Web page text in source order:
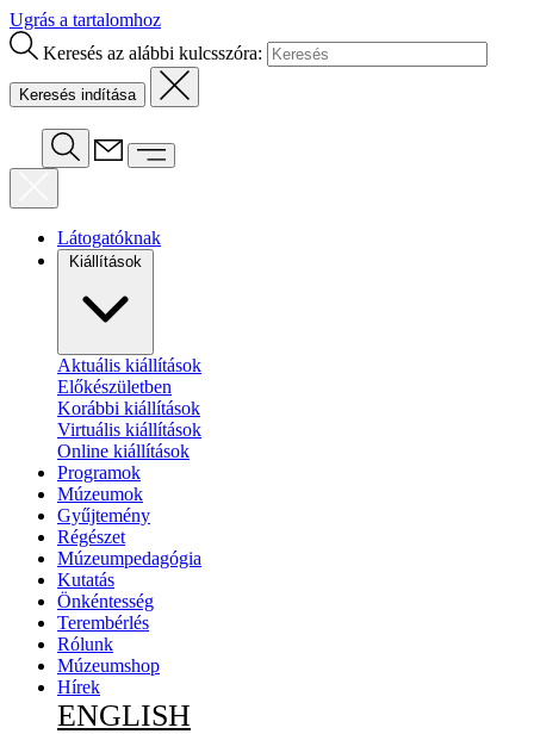
Ugrás a tartalomhoz
Keresés az alábbi kulcsszóra:
Látogatóknak
Kiállítások
Aktuális kiállítások
Előkészületben
Korábbi kiállítások
Virtuális kiállítások
Online kiállítások
Programok
Múzeumok
Gyűjtemény
Régészet
Múzeumpedagógia
Kutatás
Önkéntesség
Terembérlés
Rólunk
Múzeumshop
Hírek
ENGLISH